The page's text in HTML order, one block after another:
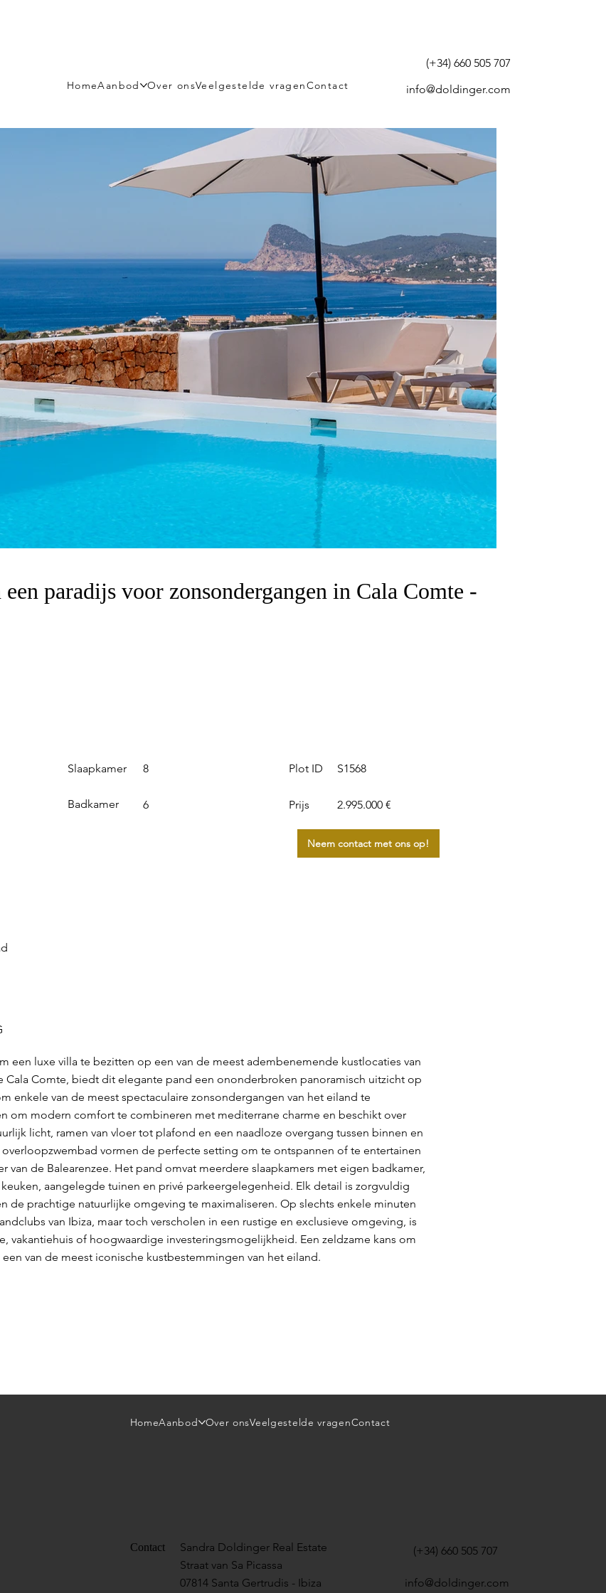
HomeAanbod Over onsVeelgestelde vragenContact info@doldinger.com
(+34) 660 505 707
paradijs voor zonsondergangen in Cala Comte -
Slaapkamer
Badkamer
8
6
Plot ID
Prijs
S1568
2.995.000 €
Neem contact met ons op!
een luxe villa te bezitten op een van de meest adembenemende kustlocaties van
Cala Comte, biedt dit elegante pand een ononderbroken panoramisch uitzicht op
enkele van de meest spectaculaire zonsondergangen van het eiland te
om modern comfort te combineren met mediterrane charme en beschikt over
licht, ramen van vloer tot plafond en een naadloze overgang tussen binnen en
overloopzwembad vormen de perfecte setting om te ontspannen of te entertainen
van de Balearenzee. Het pand omvat meerdere slaapkamers met eigen badkamer,
aangelegde tuinen en privé parkeergelegenheid. Elk detail is zorgvuldig
de prachtige natuurlijke omgeving te maximaliseren. Op slechts enkele minuten
van Ibiza, maar toch verscholen in een rustige en exclusieve omgeving, is
vakantiehuis of hoogwaardige investeringsmogelijkheid. Een zeldzame kans om
van de meest iconische kustbestemmingen van het eiland.
HomeAanbod Over onsVeelgestelde vragenContact
Contact
Sandra Doldinger Real Estate
Straat van Sa Picassa
07814 Santa Gertrudis - Ibiza
(+34) 660 505 707
info@doldinger.com